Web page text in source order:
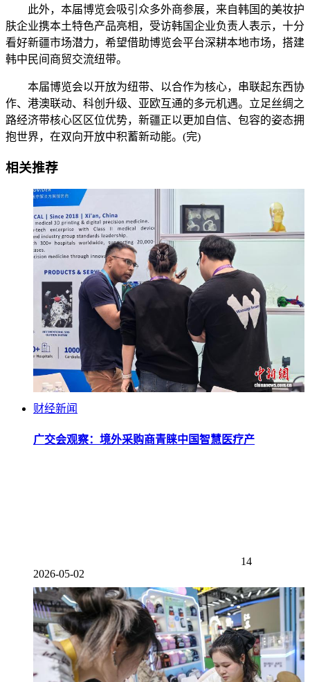
此外，本届博览会吸引众多外商参展，来自韩国的美妆护
肤企业携本土特色产品亮相，受访韩国企业负责人表示，十分
看好新疆市场潜力，希望借助博览会平台深耕本地市场，搭建
韩中民间商贸交流纽带。
本届博览会以开放为纽带、以合作为核心，串联起东西协
作、港澳联动、科创升级、亚欧互通的多元机遇。立足丝绸之
路经济带核心区区位优势，新疆正以更加自信、包容的姿态拥
抱世界，在双向开放中积蓄新动能。(完)
相关推荐
财经新闻
广交会观察：境外采购商青睐中国智慧医疗产
14
2026-05-02